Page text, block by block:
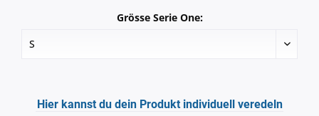
Grösse Serie One:
Hier kannst du dein Produkt individuell veredeln